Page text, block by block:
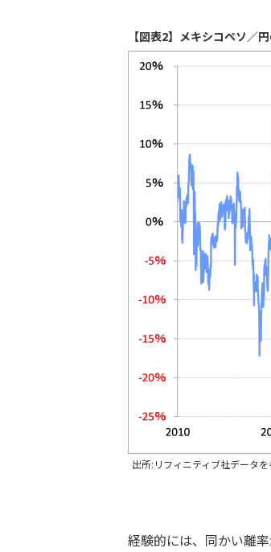
【図表2】メキシコペソ／
出所:リフィニティブ社データ
経験的には、同かい離